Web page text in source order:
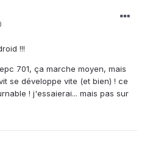
!!!
701, ça marche moyen, mais
se développe vite (et bien) ! ce
! j'essaierai... mais pas sur